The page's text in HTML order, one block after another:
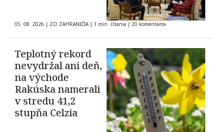
05. 08. 2026 | ZO ZAHRANIČIA | 1 min. čítania | 20 komentárov
Teplotný rekord
nevydržal ani deň,
na východe
Rakúska namerali
v stredu 41,2
stupňa Celzia